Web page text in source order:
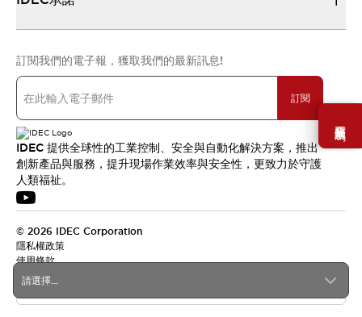
需要幫助嗎？
請選擇...
訂閱我們的電子報，獲取我們的最新訊息!
訂閱
IDEC 提供全球性的工業控制、安全與自動化解決方案，推出
創新產品與服務，提升現場作業效率與安全性，更致力於守護
人類福祉。
© 2026 IDEC Corporation
隱私權政策
使用條款
台灣